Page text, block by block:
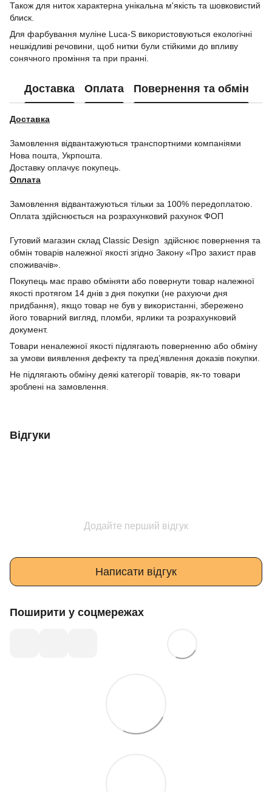
Також для ниток характерна унікальна м'якість та шовковистий
блиск.
Для фарбування муліне Luca-S використовуються екологічні
нешкідливі речовини, щоб нитки були стійкими до впливу
сонячного проміння та при пранні.
Доставка Оплата Повернення та обмін
Доставка
Замовлення відвантажуються транспортними компаніями
Нова пошта, Укрпошта.
Доставку оплачує покупець.
Оплата
Замовлення відвантажуються тільки за 100% передоплатою.
Оплата здійснюється на розрахунковий рахунок ФОП
Гутовий магазин склад Classic Design здійснює повернення та
обмін товарів належної якості згідно Закону «Про захист прав
споживачів».
Покупець має право обміняти або повернути товар належної
якості протягом 14 днів з дня покупки (не рахуючи дня
придбання), якщо товар не був у використанні, збережено
його товарний вигляд, пломби, ярлики та розрахунковий
документ.
Товари неналежної якості підлягають поверненню або обміну
за умови виявлення дефекту та пред’явлення доказів покупки.
Не підлягають обміну деякі категорії товарів, як-то товари
зроблені на замовлення.
Відгуки
Додайте перший відгук
Написати відгук
Поширити у соцмережах